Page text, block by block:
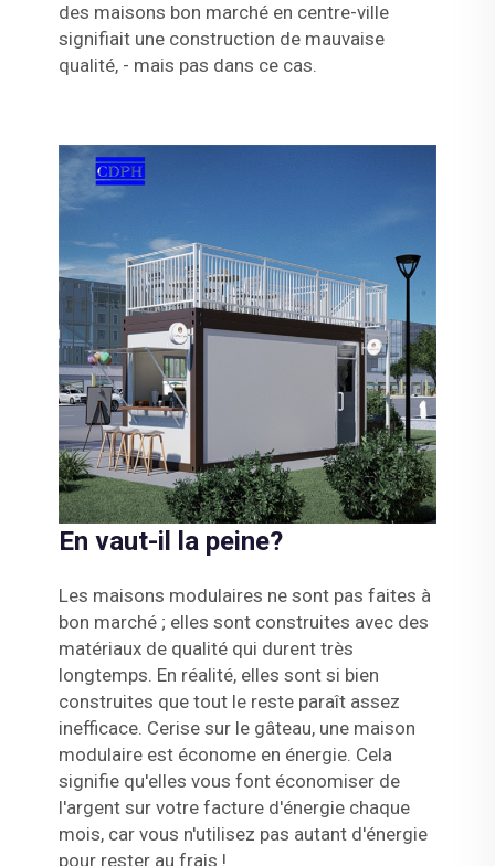
des maisons bon marché en centre-ville
signifiait une construction de mauvaise
qualité, - mais pas dans ce cas.
En vaut-il la peine?
Les maisons modulaires ne sont pas faites à
bon marché ; elles sont construites avec des
matériaux de qualité qui durent très
longtemps. En réalité, elles sont si bien
construites que tout le reste paraît assez
inefficace. Cerise sur le gâteau, une maison
modulaire est économe en énergie. Cela
signifie qu'elles vous font économiser de
l'argent sur votre facture d'énergie chaque
mois, car vous n'utilisez pas autant d'énergie
pour rester au frais !